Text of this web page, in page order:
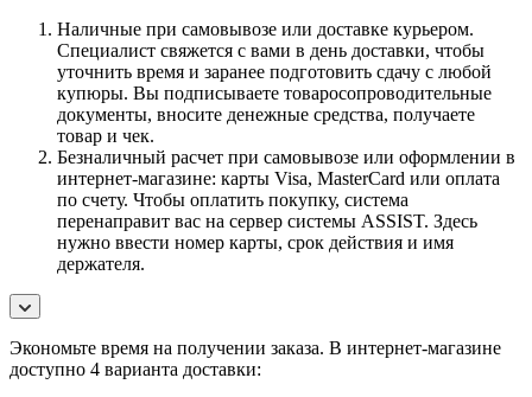
Наличные при самовывозе или доставке курьером.
Специалист свяжется с вами в день доставки, чтобы
уточнить время и заранее подготовить сдачу с любой
купюры. Вы подписываете товаросопроводительные
документы, вносите денежные средства, получаете
товар и чек.
Безналичный расчет при самовывозе или оформлении в
интернет-магазине: карты Visa, MasterCard или оплата
по счету. Чтобы оплатить покупку, система
перенаправит вас на сервер системы ASSIST. Здесь
нужно ввести номер карты, срок действия и имя
держателя.
Экономьте время на получении заказа. В интернет-магазине
доступно 4 варианта доставки: